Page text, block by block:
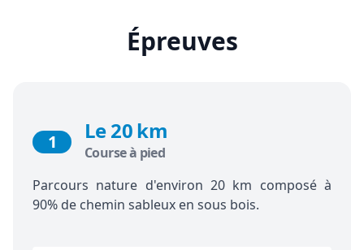
Épreuves
1 Le 20 km
Course à pied
Parcours nature d'environ 20 km composé à
90% de chemin sableux en sous bois.